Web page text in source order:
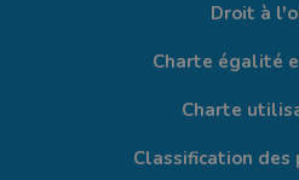
Droit à
Charte égalité
Charte
Classification des